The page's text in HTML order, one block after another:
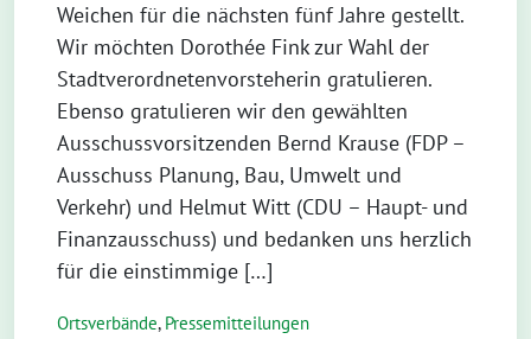
Weichen für die nächsten fünf Jahre gestellt.
Wir möchten Dorothée Fink zur Wahl der
Stadtverordnetenvorsteherin gratulieren.
Ebenso gratulieren wir den gewählten
Ausschussvorsitzenden Bernd Krause (FDP –
Ausschuss Planung, Bau, Umwelt und
Verkehr) und Helmut Witt (CDU – Haupt- und
Finanzausschuss) und bedanken uns herzlich
für die einstimmige […]
Ortsverbände, Pressemitteilungen